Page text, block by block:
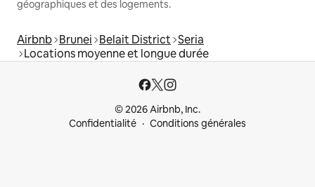
géographiques et des logements.
Airbnb Brunei Belait District Seria
Locations moyenne et longue durée
© 2026 Airbnb, Inc.
Confidentialité
Conditions générales